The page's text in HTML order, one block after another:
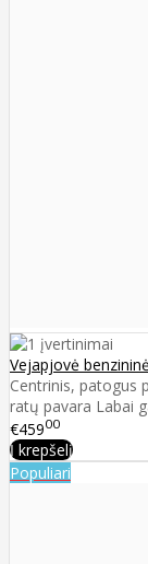
Vejapjovė
Centrinis, patogus
ratų pavara Labai
€45900
Į krepšelį
Populiari